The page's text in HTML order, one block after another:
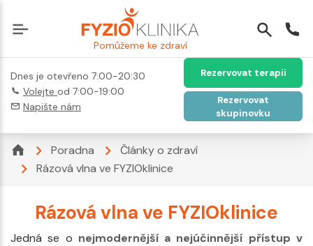
Pomůžeme ke zdraví
Dnes je otevřeno 7:00-20:30
Volejte od 7:00-19:00
Napište nám
Rezervovat terapii
Rezervovat
skupinovku
Poradna
Články o zdraví
Rázová vlna ve FYZIOklinice
Rázová vlna ve FYZIOklinice
Jedná se o nejmodernější a nejúčinnější přístup v